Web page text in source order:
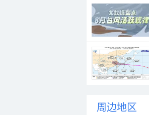
周边地区